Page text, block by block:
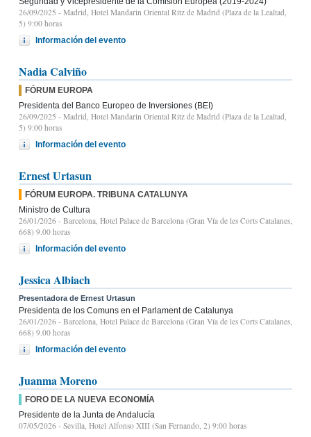
26/09/2025 - Madrid, Hotel Mandarin Oriental Ritz de Madrid (Plaza de la Lealtad,
5) 9:00 horas
Información del evento
Nadia Calviño
FÓRUM EUROPA
Presidenta del Banco Europeo de Inversiones (BEI)
26/09/2025 - Madrid, Hotel Mandarin Oriental Ritz de Madrid (Plaza de la Lealtad,
5) 9:00 horas
Información del evento
Ernest Urtasun
FÓRUM EUROPA. TRIBUNA CATALUNYA
Ministro de Cultura
26/01/2026 - Barcelona, Hotel Palace de Barcelona (Gran Vía de les Corts Catalanes,
668) 9.00 horas
Información del evento
Jessica Albiach
Presentadora de Ernest Urtasun
Presidenta de los Comuns en el Parlament de Catalunya
26/01/2026 - Barcelona, Hotel Palace de Barcelona (Gran Vía de les Corts Catalanes,
668) 9.00 horas
Información del evento
Juanma Moreno
FORO DE LA NUEVA ECONOMÍA
Presidente de la Junta de Andalucía
07/05/2026 - Sevilla, Hotel Alfonso XIII (San Fernando, 2) 9:00 horas